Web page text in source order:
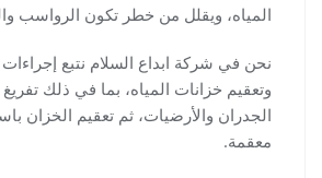
المياه، ويقلل من خطر تكون الرواسب
نحن في شركة ابداع السلام نتبع
وتعقيم خزانات المياه، بما في ذلك
الجدران والأرضيات، ثم تعقيم الخزان
معقمة.